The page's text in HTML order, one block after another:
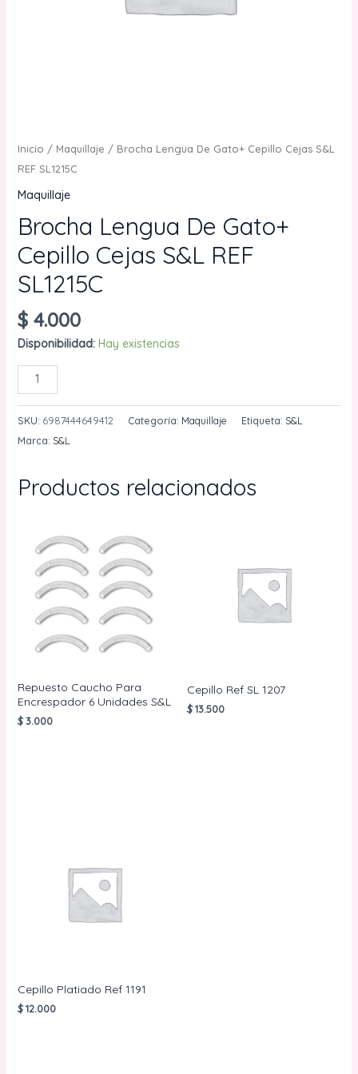
Inicio / Maquillaje / Brocha Lengua De Gato+ Cepillo Cejas S&L
REF SL1215C
Maquillaje
Brocha Lengua De Gato+
Cepillo Cejas S&L REF
SL1215C
$4.000
Disponibilidad: Hay existencias
Brocha
Lengua
De
Gato+
S&L
SL1215C
cantidad
SKU: 6987444649412 Categoría: Maquillaje Etiqueta: S&L
Marca: S&L
Productos relacionados
Repuesto Caucho Para
Encrespador 6 Unidades S&L
$3.000
Cepillo Ref SL 1207
$13.500
Cepillo Platiado Ref 1191
$12.000